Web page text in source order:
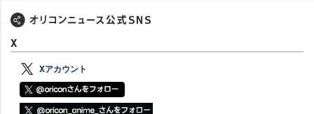
X
Xアカウント